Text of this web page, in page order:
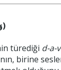
Yud'avna (وَيُدْعَوْنَ)
türediği d-a-v
birine